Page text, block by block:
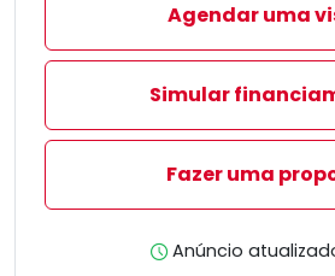
Agendar uma
Simular
Fazer uma
Anúncio